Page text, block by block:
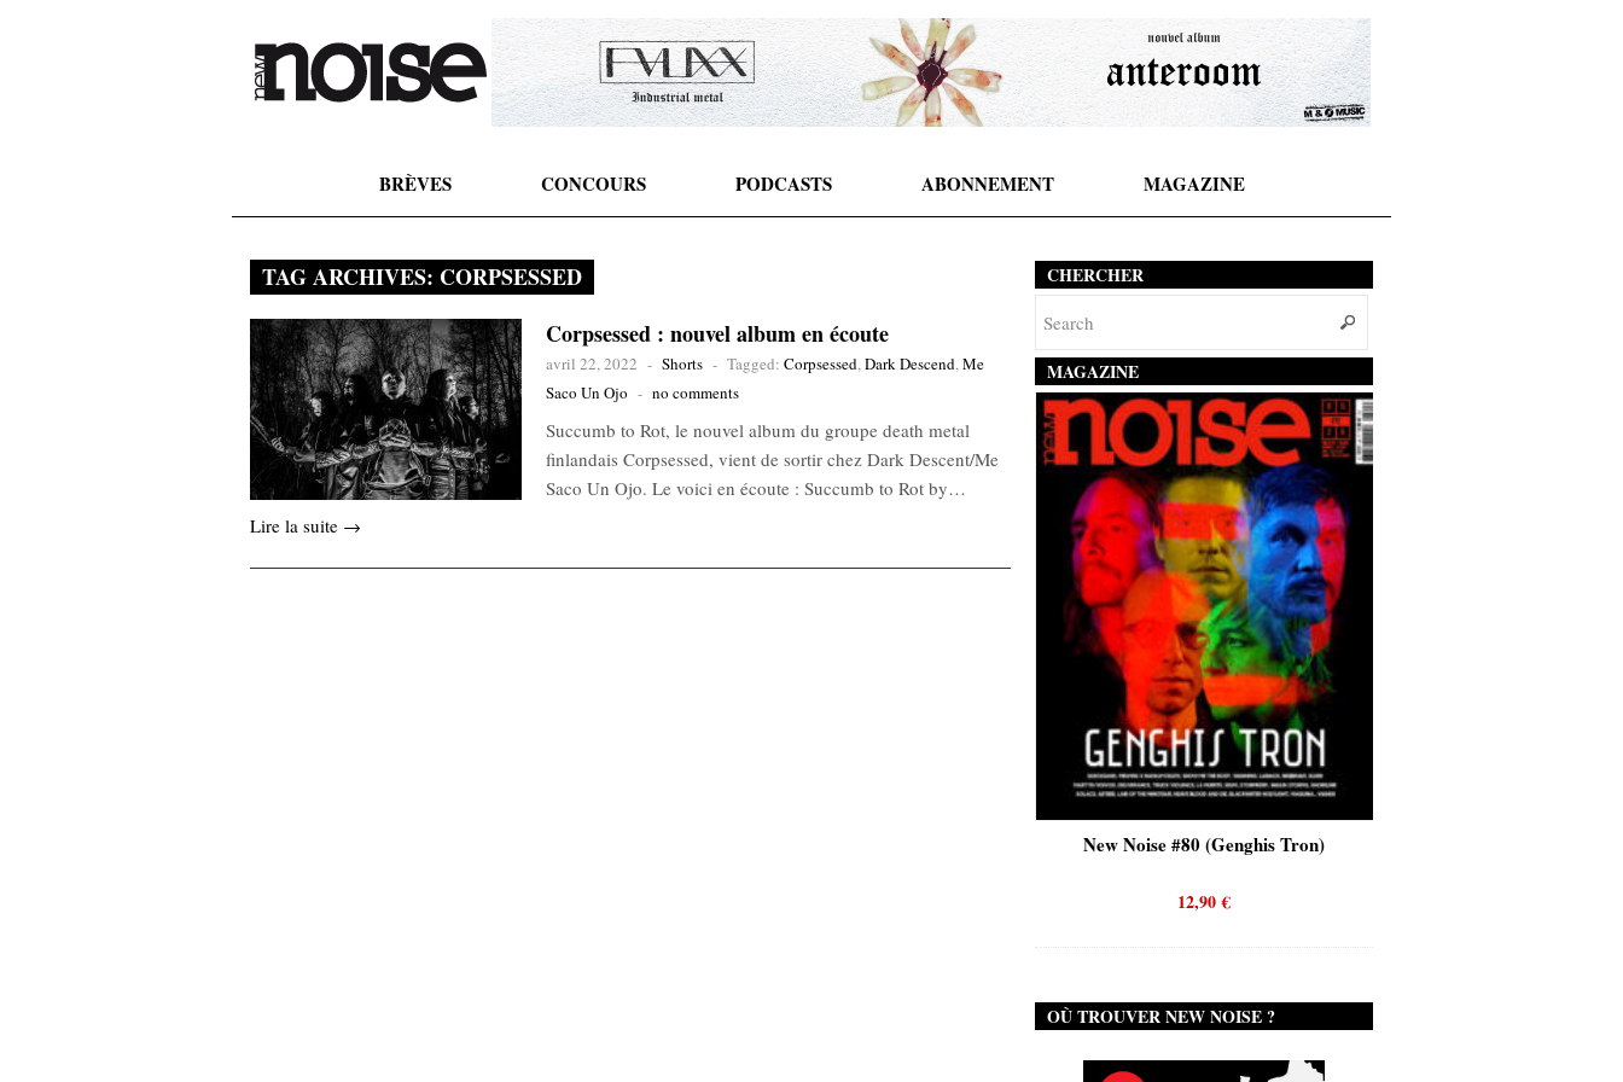
BRÈVES CONCOURS PODCASTS ABONNEMENT MAGAZINE
TAG ARCHIVES: CORPSESSED
Corpsessed : nouvel album en écoute
avril 22, 2022 - Shorts - Tagged: Corpsessed,Dark Descend,Me
Saco Un Ojo - no comments
Succumb to Rot, le nouvel album du groupe death metal
finlandais Corpsessed, vient de sortir chez Dark Descent/Me
Saco Un Ojo. Le voici en écoute : Succumb to Rot by…
Lire la suite →
CHERCHER
MAGAZINE
New Noise #80 (Genghis Tron)
12,90€
OÙ TROUVER NEW NOISE ?